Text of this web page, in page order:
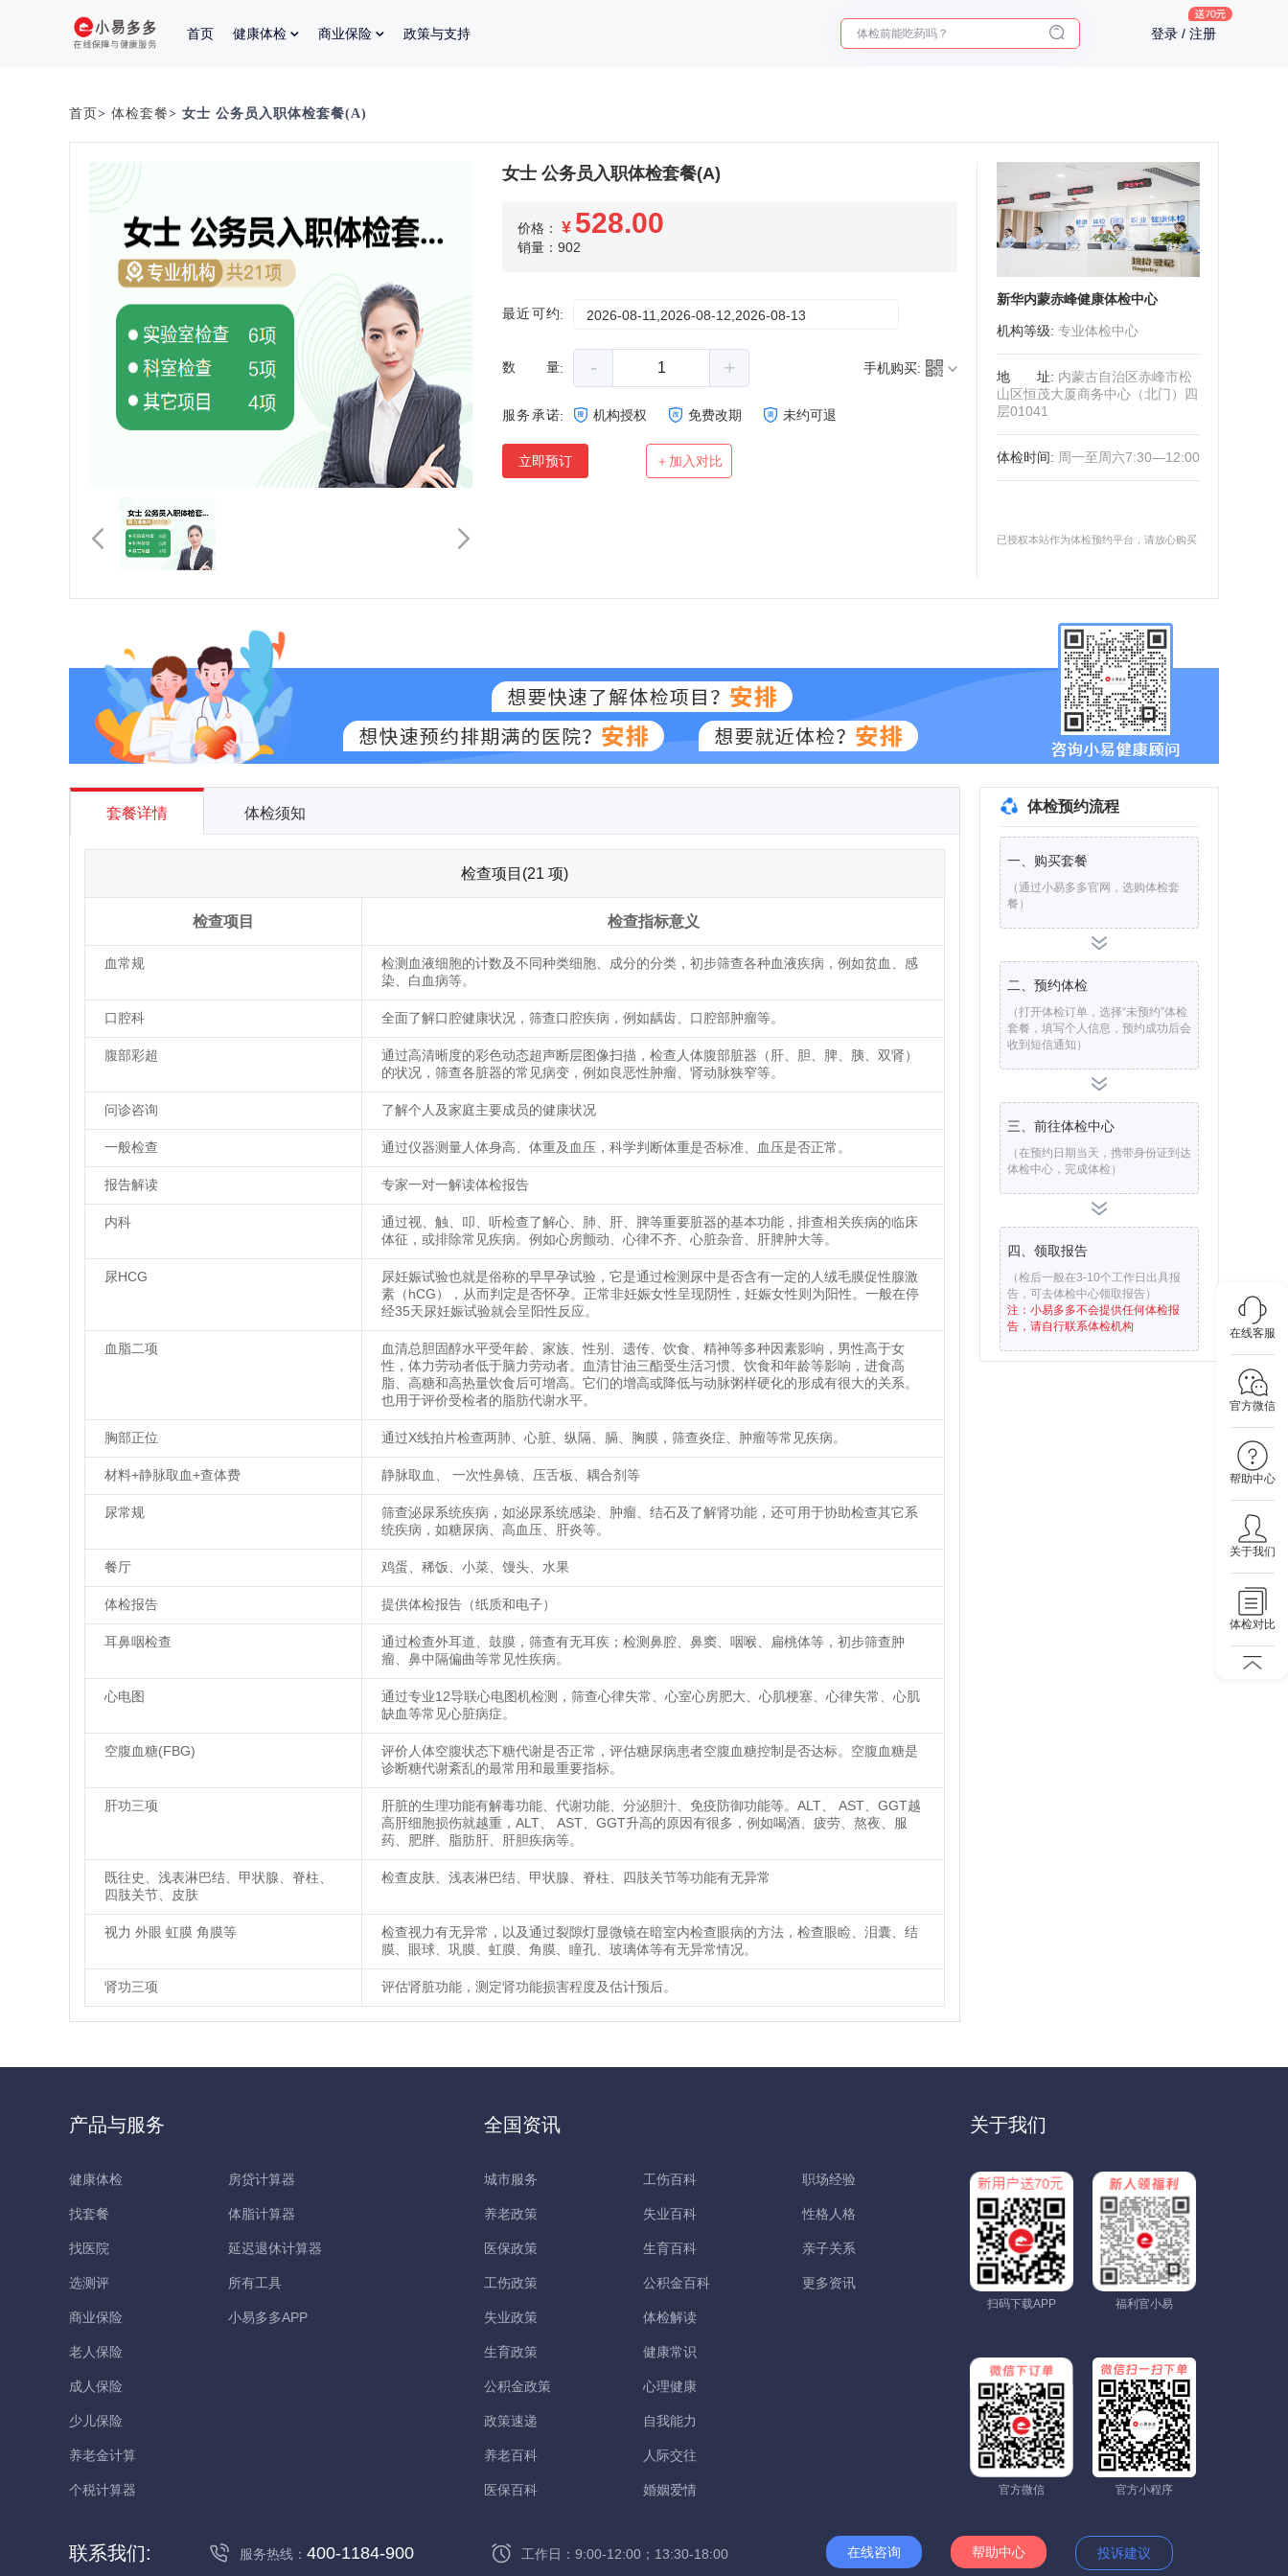
首页 健康体检 商业保险 政策与支持 体检前能吃药吗？ 登录 / 注册
在线客服
官方微信
帮助中心
关于我们
体检对比
首页> 体检套餐> 女士 公务员入职体检套餐(A)
女士 公务员入职体检套餐(A)
价格： ¥ 528.00
销量：902
最近可约: 2026-08-11,2026-08-12,2026-08-13
数量: - + 手机购买:
服务承诺: 机构授权 免费改期 未约可退
立即预订 ＋加入对比
新华内蒙赤峰健康体检中心
机构等级: 专业体检中心
地址: 内蒙古自治区赤峰市松
山区恒茂大厦商务中心（北门）四
层01041
体检时间: 周一至周六7:30—12:00
已授权本站作为体检预约平台，请放心购买
套餐详情 体检须知
检查项目(21 项)
检查项目 检查指标意义
血常规
检测血液细胞的计数及不同种类细胞、成分的分类，初步筛查各种血液疾病，例如贫血、感
染、白血病等。
口腔科 全面了解口腔健康状况，筛查口腔疾病，例如龋齿、口腔部肿瘤等。
腹部彩超
通过高清晰度的彩色动态超声断层图像扫描，检查人体腹部脏器（肝、胆、脾、胰、双肾）
的状况，筛查各脏器的常见病变，例如良恶性肿瘤、肾动脉狭窄等。
问诊咨询 了解个人及家庭主要成员的健康状况
一般检查 通过仪器测量人体身高、体重及血压，科学判断体重是否标准、血压是否正常。
报告解读 专家一对一解读体检报告
内科
通过视、触、叩、听检查了解心、肺、肝、脾等重要脏器的基本功能，排查相关疾病的临床
体征，或排除常见疾病。例如心房颤动、心律不齐、心脏杂音、肝脾肿大等。
尿HCG
尿妊娠试验也就是俗称的早早孕试验，它是通过检测尿中是否含有一定的人绒毛膜促性腺激
素（hCG），从而判定是否怀孕。正常非妊娠女性呈现阴性，妊娠女性则为阳性。一般在停
经35天尿妊娠试验就会呈阳性反应。
血脂二项
血清总胆固醇水平受年龄、家族、性别、遗传、饮食、精神等多种因素影响，男性高于女
性，体力劳动者低于脑力劳动者。血清甘油三酯受生活习惯、饮食和年龄等影响，进食高
脂、高糖和高热量饮食后可增高。它们的增高或降低与动脉粥样硬化的形成有很大的关系。
也用于评价受检者的脂肪代谢水平。
胸部正位 通过X线拍片检查两肺、心脏、纵隔、膈、胸膜，筛查炎症、肿瘤等常见疾病。
材料+静脉取血+查体费 静脉取血、 一次性鼻镜、压舌板、耦合剂等
尿常规
筛查泌尿系统疾病，如泌尿系统感染、肿瘤、结石及了解肾功能，还可用于协助检查其它系
统疾病，如糖尿病、高血压、肝炎等。
餐厅 鸡蛋、稀饭、小菜、馒头、水果
体检报告 提供体检报告（纸质和电子）
耳鼻咽检查
通过检查外耳道、鼓膜，筛查有无耳疾；检测鼻腔、鼻窦、咽喉、扁桃体等，初步筛查肿
瘤、鼻中隔偏曲等常见性疾病。
心电图
通过专业12导联心电图机检测，筛查心律失常、心室心房肥大、心肌梗塞、心律失常、心肌
缺血等常见心脏病症。
空腹血糖(FBG)
评价人体空腹状态下糖代谢是否正常，评估糖尿病患者空腹血糖控制是否达标。空腹血糖是
诊断糖代谢紊乱的最常用和最重要指标。
肝功三项
肝脏的生理功能有解毒功能、代谢功能、分泌胆汁、免疫防御功能等。ALT、 AST、GGT越
高肝细胞损伤就越重，ALT、 AST、GGT升高的原因有很多，例如喝酒、疲劳、熬夜、服
药、肥胖、脂肪肝、肝胆疾病等。
既往史、浅表淋巴结、甲状腺、脊柱、
四肢关节、皮肤
检查皮肤、浅表淋巴结、甲状腺、脊柱、四肢关节等功能有无异常
视力 外眼 虹膜 角膜等
检查视力有无异常，以及通过裂隙灯显微镜在暗室内检查眼病的方法，检查眼睑、泪囊、结
膜、眼球、巩膜、虹膜、角膜、瞳孔、玻璃体等有无异常情况。
肾功三项 评估肾脏功能，测定肾功能损害程度及估计预后。
体检预约流程
一、购买套餐
（通过小易多多官网，选购体检套
餐）
二、预约体检
（打开体检订单，选择“未预约”体检
套餐，填写个人信息，预约成功后会
收到短信通知）
三、前往体检中心
（在预约日期当天，携带身份证到达
体检中心，完成体检）
四、领取报告
（检后一般在3-10个工作日出具报
告，可去体检中心领取报告）
注：小易多多不会提供任何体检报
告，请自行联系体检机构
产品与服务
健康体检
找套餐
找医院
选测评
商业保险
老人保险
成人保险
少儿保险
养老金计算
个税计算器
房贷计算器
体脂计算器
延迟退休计算器
所有工具
小易多多APP
全国资讯
城市服务
养老政策
医保政策
工伤政策
失业政策
生育政策
公积金政策
政策速递
养老百科
医保百科
工伤百科
失业百科
生育百科
公积金百科
体检解读
健康常识
心理健康
自我能力
人际交往
婚姻爱情
职场经验
性格人格
亲子关系
更多资讯
关于我们
扫码下载APP 福利官小易
官方微信 官方小程序
联系我们: 服务热线： 400-1184-900 工作日：9:00-12:00；13:30-18:00 在线咨询 帮助中心 投诉建议